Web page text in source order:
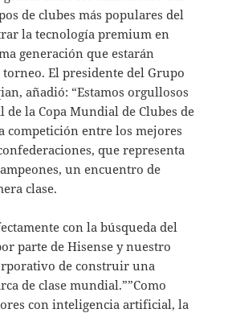
de clubes más populares del
la tecnología premium en
generación que estarán
El presidente del Grupo
añadió: “Estamos orgullosos
de la Copa Mundial de Clubes de
competición entre los mejores
que representa
un encuentro de
clase.
con la búsqueda del
parte de Hisense y nuestro
de construir una
de clase mundial.””Como
con inteligencia artificial, la